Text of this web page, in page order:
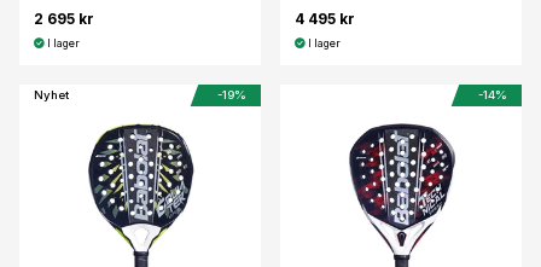
2 695 kr
I lager
4 495 kr
I lager
Nyhet -19% -14%